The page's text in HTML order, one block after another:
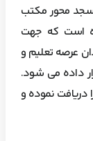
محور مکتب
است که جهت
عرصه تعلیم و
داده می شود.
دریافت نموده و